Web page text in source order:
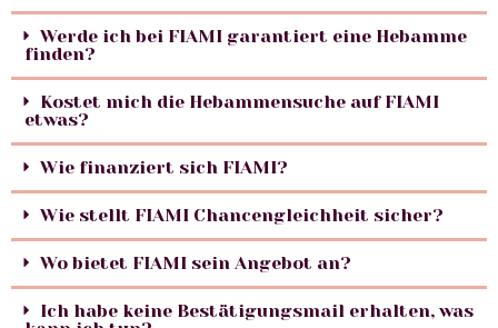
Werde ich bei FIAMI garantiert eine Hebamme
finden?
Kostet mich die Hebammensuche auf FIAMI
etwas?
Wie finanziert sich FIAMI?
Wie stellt FIAMI Chancengleichheit sicher?
Wo bietet FIAMI sein Angebot an?
Ich habe keine Bestätigungsmail erhalten, was